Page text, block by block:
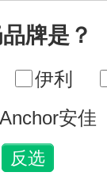
牌是？
伊利
Anchor安佳